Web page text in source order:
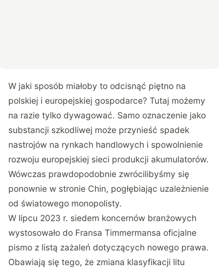
W jaki sposób miałoby to odcisnąć piętno na
polskiej i europejskiej gospodarce? Tutaj możemy
na razie tylko dywagować. Samo oznaczenie jako
substancji szkodliwej może przynieść spadek
nastrojów na rynkach handlowych i spowolnienie
rozwoju europejskiej sieci produkcji akumulatorów.
Wówczas prawdopodobnie zwrócilibyśmy się
ponownie w stronie Chin, pogłębiając uzależnienie
od światowego monopolisty.
W lipcu 2023 r. siedem koncernów branżowych
wystosowało do Fransa Timmermansa oficjalne
pismo z listą zażaleń dotyczących nowego prawa.
Obawiają się tego, że zmiana klasyfikacji litu